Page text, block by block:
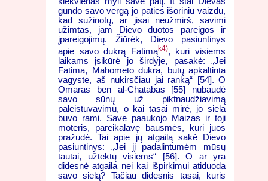
gundo savo vergą jo paties išoriniu vaizdu,
kad sužinotų, ar jisai neužmirš, savimi
užimtas, jam Dievo duotos pareigos ir
įpareigojimų. Žiūrėk, Dievo pasiuntinys
apie savo dukrą Fatimąk4), kuri visiems
laikams įsikūrė jo širdyje, pasakė: „Jei
Fatima, Mahometo dukra, būtų apkaltinta
vagyste, aš nukirsčiau jai ranką“ [54]. O
Omaras ben al-Chatabas [55] nubaudė
savo sūnų už piktnaudžiavimą
paleistuvavimu, o kai tasai mirė, jo siela
buvo rami. Save paaukojo Maizas ir toji
moteris, pareikalavę bausmės, kuri juos
pražudė. Tai apie jų atgailą sakė Dievo
pasiuntinys: „Jei jį padalintumėm mūsų
tautai, užtektų visiems“ [56]. O ar yra
didesnė atgaila nei kai išpirkimui atiduoda
savo sielą? Tačiau didesnis tasai, kuris